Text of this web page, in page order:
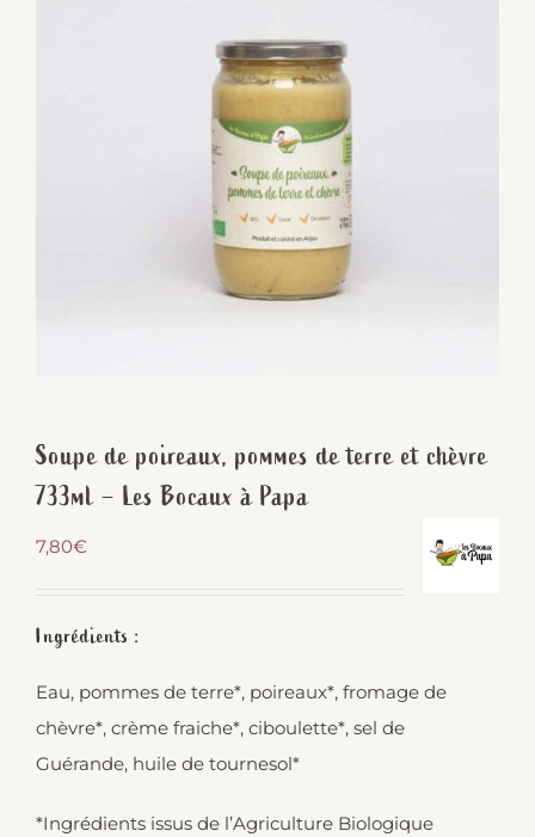
Soupe de poireaux, pommes de terre et chèvre
733ml – Les Bocaux à Papa
7,80€
Ingrédients :
Eau, pommes de terre*, poireaux*, fromage de
chèvre*, crème fraiche*, ciboulette*, sel de
Guérande, huile de tournesol*
*Ingrédients issus de l’Agriculture Biologique